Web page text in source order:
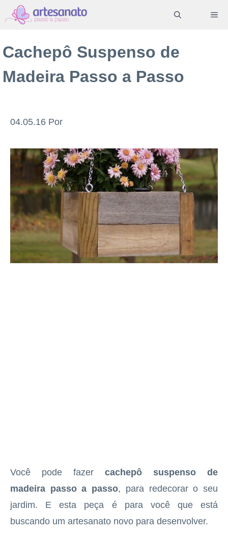
Pular
para
conteúdo
Cachepô Suspenso de
Madeira Passo a Passo
04.05.16 Por
Você pode fazer cachepô suspenso de
madeira passo a passo, para redecorar o seu
jardim. E esta peça é para você que está
buscando um artesanato novo para desenvolver.